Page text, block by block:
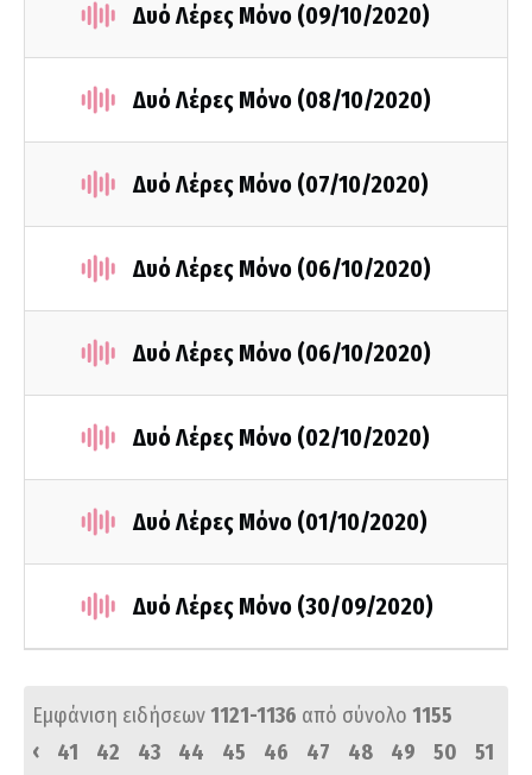
Δυό Λέρες Μόνο (09/10/2020)
Δυό Λέρες Μόνο (08/10/2020)
Δυό Λέρες Μόνο (07/10/2020)
Δυό Λέρες Μόνο (06/10/2020)
Δυό Λέρες Μόνο (06/10/2020)
Δυό Λέρες Μόνο (02/10/2020)
Δυό Λέρες Μόνο (01/10/2020)
Δυό Λέρες Μόνο (30/09/2020)
Εμφάνιση ειδήσεων1121-1136 από σύνολο 1155
‹
41 42 43 44 45 46 47 48 49 50
51